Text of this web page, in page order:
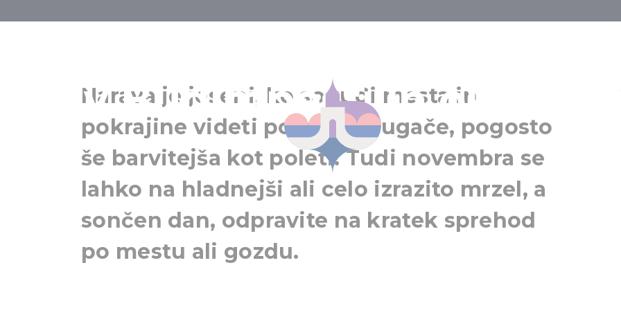
v Budimpešti in okolici
Narava je jeseni, ko so tudi mesta in
pokrajine videti povsem drugače, pogosto
še barvitejša kot poleti. Tudi novembra se
lahko na hladnejši ali celo izrazito mrzel, a
sončen dan, odpravite na kratek sprehod
po mestu ali gozdu.